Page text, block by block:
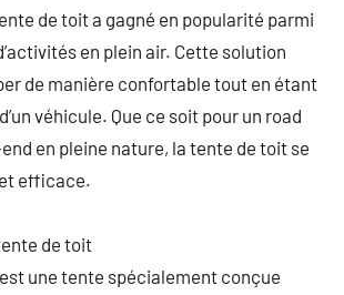
de toit a gagné en popularité parmi
en plein air. Cette solution
de manière confortable tout en étant
véhicule. Que ce soit pour un road
en pleine nature, la tente de toit se
efficace.
de toit
une tente spécialement conçue